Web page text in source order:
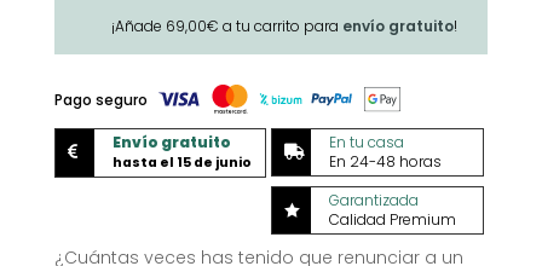
vegana
¡Añade 69,00€ a tu carrito para envío gratuito!
Pago seguro
 Envío gratuito
hasta el 15 de junio

En tu casa
En 24-48 horas

Garantizada
Calidad Premium
¿Cuántas veces has tenido que renunciar a un